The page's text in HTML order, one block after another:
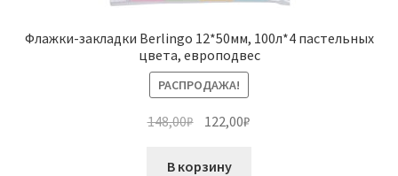
Флажки-закладки Berlingo 12*50мм, 100л*4 пастельных
цвета, европодвес
РАСПРОДАЖА!
148,00₽ Первоначальная
составляла
122,00₽
В корзину